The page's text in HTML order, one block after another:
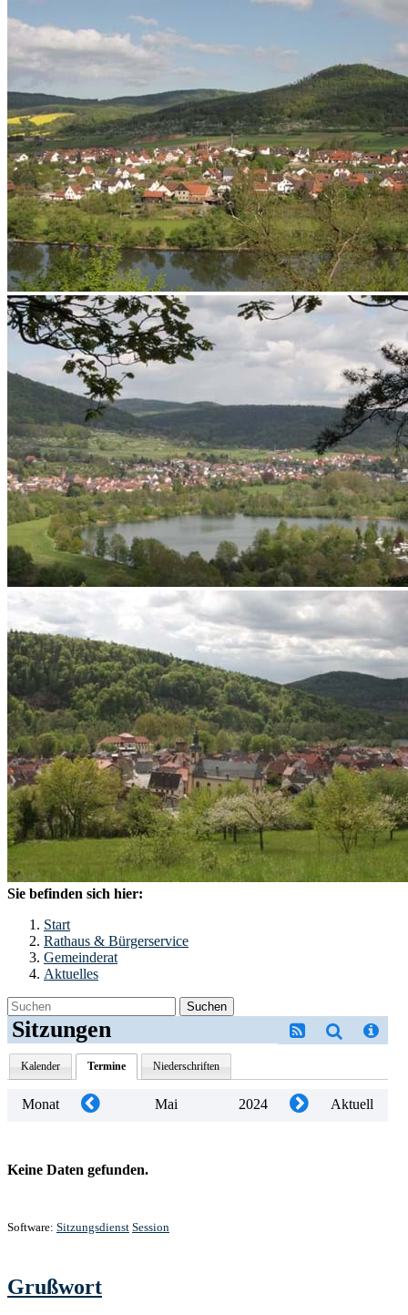
Sie befinden sich hier:
Start
Rathaus & Bürgerservice
Gemeinderat
Aktuelles
Suchen
Sitzungen
Kalender Termine Niederschriften
Monat Mai 2024 Aktuell
Keine Daten gefunden.
Software: Sitzungsdienst Session
Grußwort